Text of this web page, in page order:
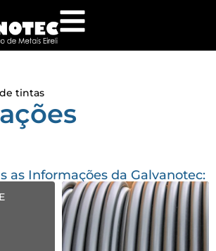
tintas
as Informações da Galvanotec: